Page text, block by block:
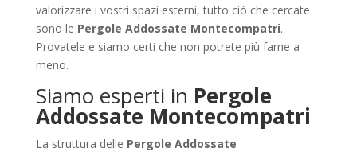
valorizzare i vostri spazi esterni, tutto ciò che cercate
sono le Pergole Addossate Montecompatri.
Provatele e siamo certi che non potrete più farne a
meno.
Siamo esperti in Pergole
Addossate Montecompatri
La struttura delle Pergole Addossate